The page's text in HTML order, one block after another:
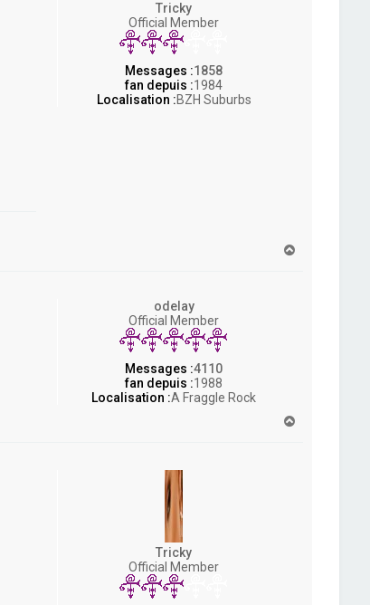
Tricky
Official Member
Messages :1858
fan depuis :1984
Localisation :BZH Suburbs
odelay
Official Member
Messages :4110
fan depuis :1988
Localisation :A Fraggle Rock
Tricky
Official Member